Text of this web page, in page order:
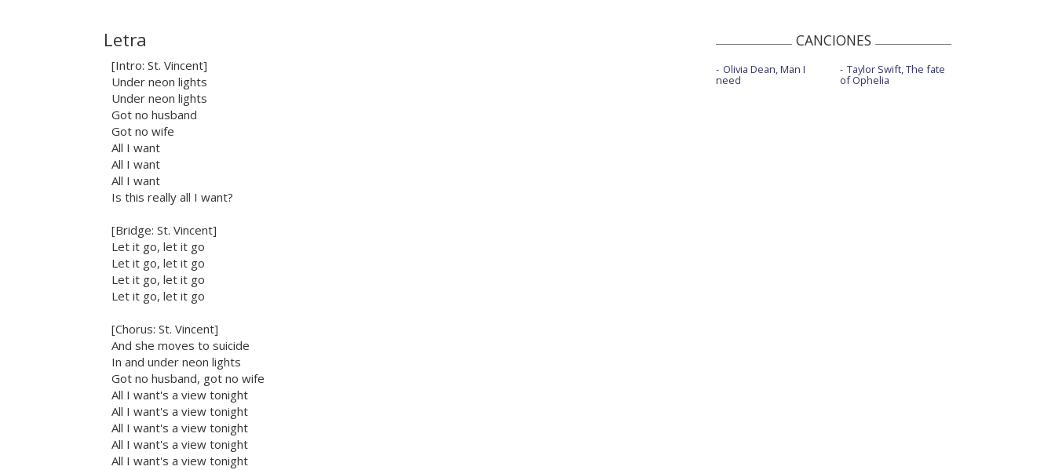
Letra
[Intro: St. Vincent]
Under neon lights
Under neon lights
Got no husband
Got no wife
All I want
All I want
All I want
Is this really all I want?
[Bridge: St. Vincent]
Let it go, let it go
Let it go, let it go
Let it go, let it go
Let it go, let it go
[Chorus: St. Vincent]
And she moves to suicide
In and under neon lights
Got no husband, got no wife
All I want's a view tonight
All I want's a view tonight
All I want's a view tonight
All I want's a view tonight
All I want's a view tonight
CANCIONES
Olivia Dean, Man I
need
Taylor Swift, The fate
of Ophelia